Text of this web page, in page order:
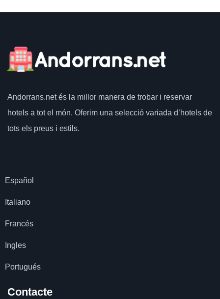
Andorrans.netés la millor manera de trobar i reservar
hotels a tot el món. Oferim una selecció variada d’hotels de
tots els preus i estils.
Español
Italiano
Francés
Ingles
Portugués
Contacte